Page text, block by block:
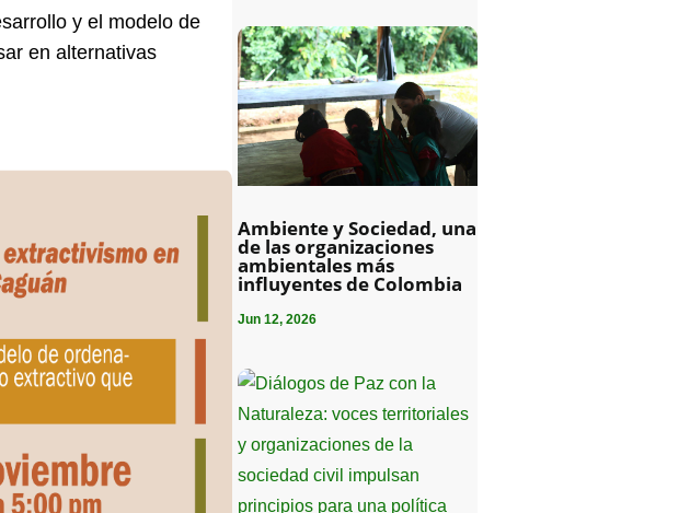
y el modelo de
en alternativas
Ambiente y Sociedad, una
de las organizaciones
ambientales más
influyentes de Colombia
Jun 12, 2026